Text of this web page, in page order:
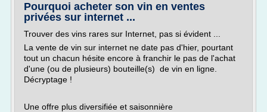
Pourquoi acheter son vin en ventes
privées sur internet ...
Trouver des vins rares sur Internet, pas si évident ...
La vente de vin sur internet ne date pas d'hier, pourtant
tout un chacun hésite encore à franchir le pas de l'achat
d'une (ou de plusieurs) bouteille(s) de vin en ligne.
Décryptage !
Une offre plus diversifiée et saisonnière